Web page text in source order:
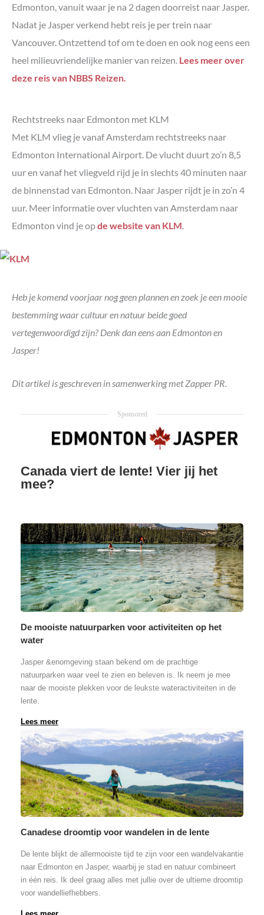
Edmonton, vanuit waar je na 2 dagen doorreist naar Jasper.
Nadat je Jasper verkend hebt reis je per trein naar
Vancouver. Ontzettend tof om te doen en ook nog eens een
heel milieuvriendelijke manier van reizen. Lees meer over
deze reis van NBBS Reizen.
Rechtstreeks naar Edmonton met KLM
Met KLM vlieg je vanaf Amsterdam rechtstreeks naar
Edmonton International Airport. De vlucht duurt zo’n 8,5
uur en vanaf het vliegveld rijd je in slechts 40 minuten naar
de binnenstad van Edmonton. Naar Jasper rijdt je in zo’n 4
uur. Meer informatie over vluchten van Amsterdam naar
Edmonton vind je opde website van KLM.
Heb je komend voorjaar nog geen plannen en zoek je een mooie
bestemming waar cultuur en natuur beide goed
vertegenwoordigd zijn? Denk dan eens aan Edmonton en
Jasper!
Dit artikel is geschreven in samenwerking met Zapper PR.